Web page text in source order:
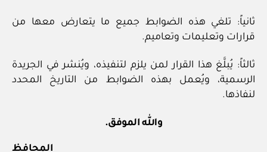
ثانياً: تلغي هذه الضوابط جميع ما يتعارض معها من
قرارات وتعليمات وتعاميم.
ثالثاً: يُبلَّغ هذا القرار لمن يلزم لتنفيذه، ويُنشر في الجريدة
الرسمية، ويُعمل بهذه الضوابط من التاريخ المحدد
لنفاذها.
والله الموفق.
المحافظ